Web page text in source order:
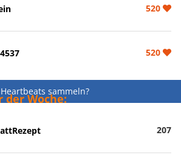
520
520
Heartbeats sammeln?
der Woche:
207